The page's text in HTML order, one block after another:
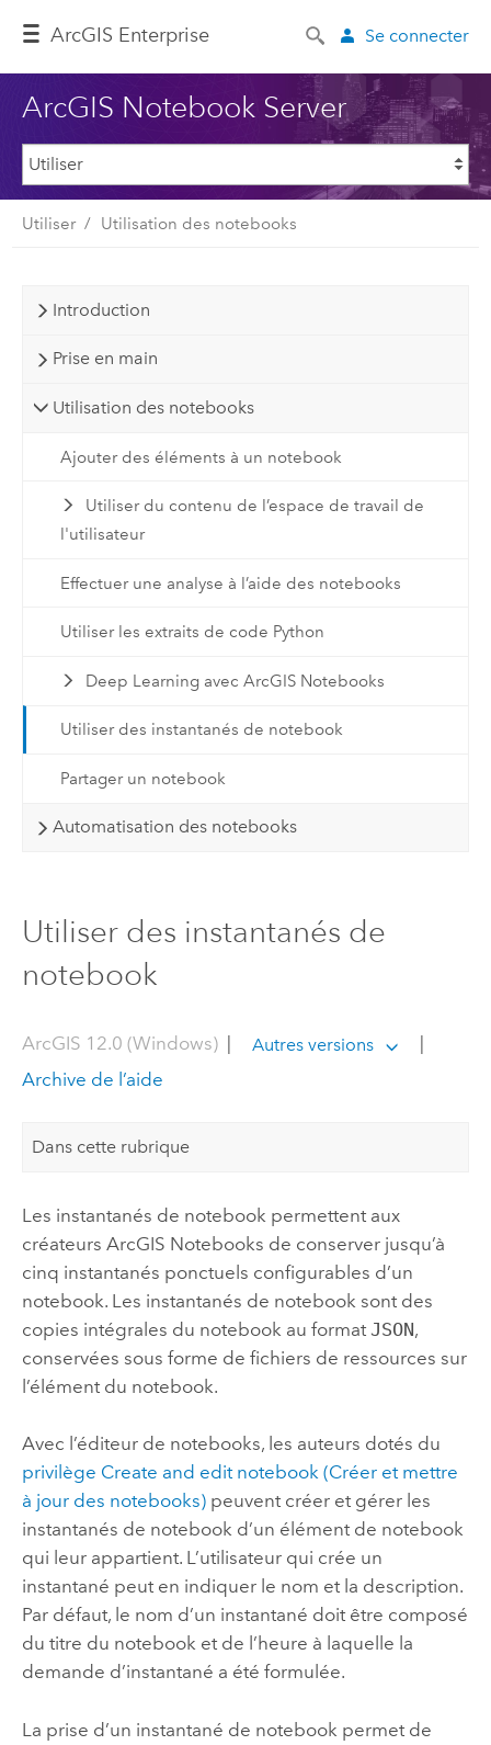
ArcGIS Enterprise Se connecter
ArcGIS Notebook Server
Utiliser Utilisation des notebooks
Introduction
Prise en main
Utilisation des notebooks
Ajouter des éléments à un notebook
Utiliser du contenu de l’espace de travail de
l'utilisateur
Effectuer une analyse à l’aide des notebooks
Utiliser les extraits de code Python
Deep Learning avec ArcGIS Notebooks
Utiliser des instantanés de notebook
Partager un notebook
Automatisation des notebooks
Utiliser des instantanés de
notebook
ArcGIS 12.0 (Windows)| Autres versions
Archive de l’aide
Dans cette rubrique
Les instantanés de notebook permettent aux
créateurs ArcGIS Notebooks de conserver jusqu’à
cinq instantanés ponctuels configurables d’un
notebook. Les instantanés de notebook sont des
copies intégrales du notebook au format JSON,
conservées sous forme de fichiers de ressources sur
l’élément du notebook.
Avec l’éditeur de notebooks, les auteurs dotés du
privilège Create and edit notebook (Créer et mettre
à jour des notebooks)peuvent créer et gérer les
instantanés de notebook d’un élément de notebook
qui leur appartient. L’utilisateur qui crée un
instantané peut en indiquer le nom et la description.
Par défaut, le nom d’un instantané doit être composé
du titre du notebook et de l’heure à laquelle la
demande d’instantané a été formulée.
La prise d’un instantané de notebook permet de